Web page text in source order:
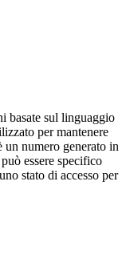
basate sul linguaggio
per mantenere
un numero generato in
essere specifico
stato di accesso per